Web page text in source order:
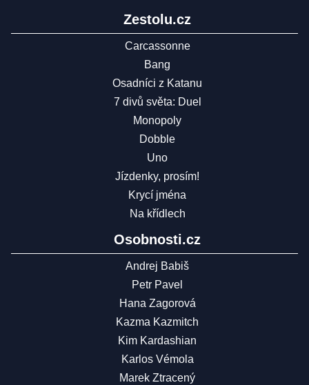
Zestolu.cz
Carcassonne
Bang
Osadníci z Katanu
7 divů světa: Duel
Monopoly
Dobble
Uno
Jízdenky, prosím!
Krycí jména
Na křídlech
Osobnosti.cz
Andrej Babiš
Petr Pavel
Hana Zagorová
Kazma Kazmitch
Kim Kardashian
Karlos Vémola
Marek Ztracený